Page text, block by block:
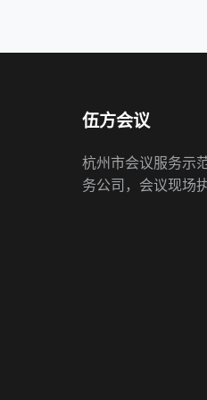
伍方会议
杭州市会议服务示
务公司，会议现场